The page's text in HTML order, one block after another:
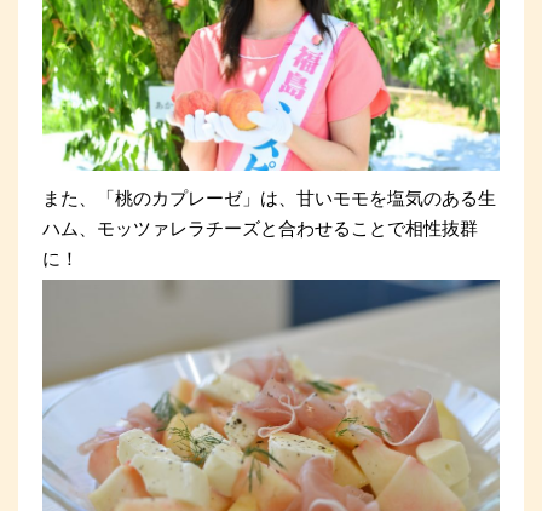
また、「桃のカプレーゼ」は、甘いモモを塩気のある生
ハム、モッツァレラチーズと合わせることで相性抜群
に！